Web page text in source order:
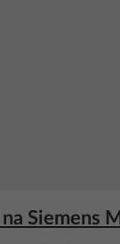
Siemens